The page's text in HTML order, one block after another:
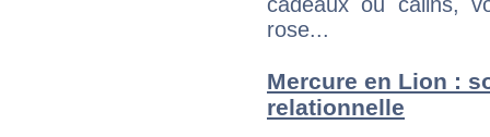
rose...
Mercure en Lion :
relationnelle